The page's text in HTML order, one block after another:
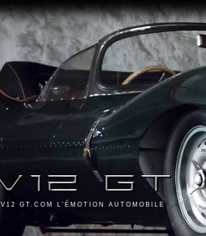
V12 GT.COM L'ÉMOTION AUTOMOBILE